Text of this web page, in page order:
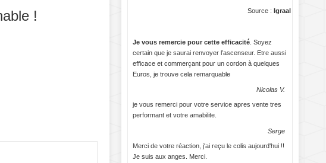
! Source : Igraal
Je vous remercie pour cette efficacité . Soyez
certain que je saurai renvoyer l’ascenseur. Etre aussi
efficace et commerçant pour un cordon à quelques
Euros, je trouve cela remarquable
Nicolas V.
je vous remerci pour votre service apres vente tres
performant et votre amabilite.
Serge
Merci de votre réaction, j'ai reçu le colis aujourd'hui !!
Je suis aux anges. Merci.